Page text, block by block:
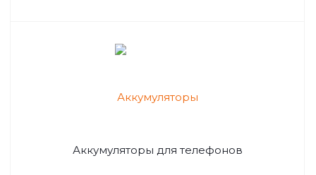
Аккумуляторы для телефонов